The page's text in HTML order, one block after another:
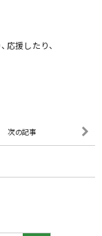
援したり、
次の記事